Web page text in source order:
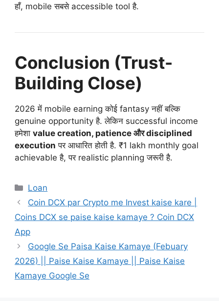
हाँ, mobile सबसे accessible tool है.
Conclusion (Trust-
Building Close)
2026 में mobile earning कोई fantasy नहीं बल्कि
genuine opportunity है. लेकिन successful income
हमेशा value creation, patience और disciplined
execution पर आधारित होती है. ₹1 lakh monthly goal
achievable है, पर realistic planning जरूरी है.
Categories
Loan
Coin DCX par Crypto me Invest kaise kare |
Coins DCX se paise kaise kamaye ? Coin DCX
App
Google Se Paisa Kaise Kamaye (Febuary
2026) || Paise Kaise Kamaye || Paise Kaise
Kamaye Google Se